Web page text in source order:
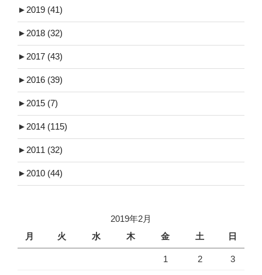
► 2019 (41)
► 2018 (32)
► 2017 (43)
► 2016 (39)
► 2015 (7)
► 2014 (115)
► 2011 (32)
► 2010 (44)
2019年2月
月
火 水 木 金 土 日
1 2 3